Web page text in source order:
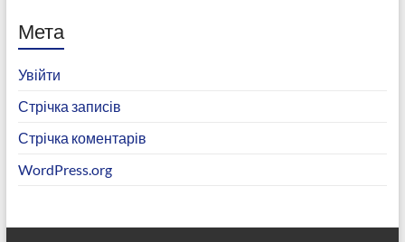
Мета
Увійти
Стрічка записів
Стрічка коментарів
WordPress.org